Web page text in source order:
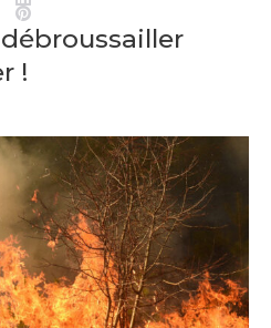
Pinterest
!